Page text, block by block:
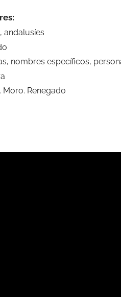
andalusíes
nombres específicos,
Moro. Renegado